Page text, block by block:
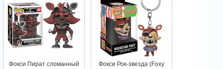
Фокси Пират сломанный
Фокси Рок-звезда (Foxy